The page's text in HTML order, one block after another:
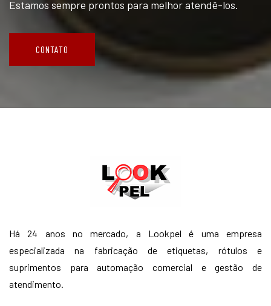
Estamos sempre prontos para melhor atendê-los.
CONTATO
Há 24 anos no mercado, a Lookpel é uma empresa
especializada na fabricação de etiquetas, rótulos e
suprimentos para automação comercial e gestão de
atendimento.